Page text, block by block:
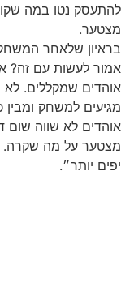
להתעסק נטו במה
מצטער.
בראיון שלאחר
אמור לעשות עם זה?
אוהדים שמקללים. לא
מגיעים למשחק
אוהדים לא שווה שום
מצטער על מה שקרה.
יפים יותר״.